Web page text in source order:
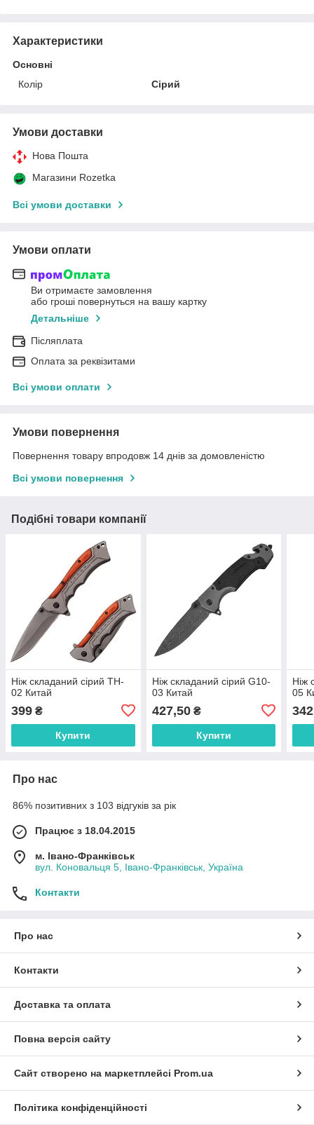
Характеристики
Основні
Колір
Сірий
Умови доставки
Нова Пошта
Магазини Rozetka
Всі умови доставки
Умови оплати
Ви отримаєте замовлення
або гроші повернуться на вашу картку
Детальніше
Післяплата
Оплата за реквізитами
Всі умови оплати
Умови повернення
Повернення товару впродовж 14 днів за домовленістю
Всі умови повернення
Подібні товари компанії
Ніж складаний сірий TH-
02 Китай
399 ₴
Купити
Ніж складаний сірий G10-
03 Китай
427,50₴
Купити
Ніж
05
342
Про нас
86% позитивних з 103 відгуків за рік
Працює з 18.04.2015
м. Івано-Франківськ
вул. Коновальця 5, Івано-Франківськ, Україна
Контакти
Про нас
Контакти
Доставка та оплата
Повна версія сайту
Сайт створено на маркетплейсі Prom.ua
Політика конфіденційності